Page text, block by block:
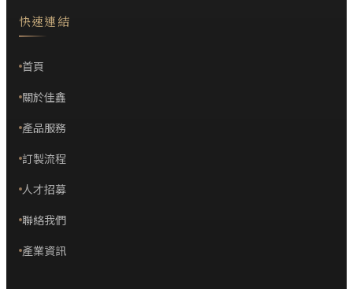
快速連結
首頁
關於佳鑫
產品服務
訂製流程
人才招募
聯絡我們
產業資訊